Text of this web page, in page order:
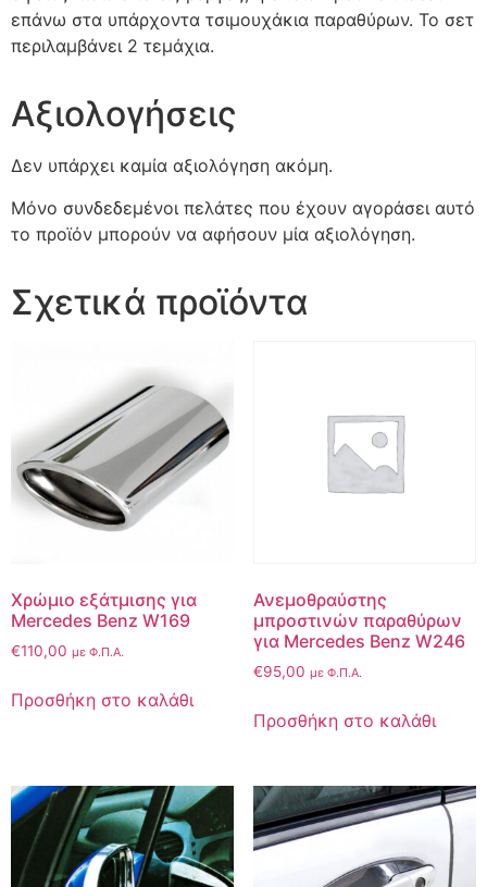
επάνω στα υπάρχοντα τσιμουχάκια παραθύρων. Το σετ
περιλαμβάνει 2 τεμάχια.
Αξιολογήσεις
Δεν υπάρχει καμία αξιολόγηση ακόμη.
Μόνο συνδεδεμένοι πελάτες που έχουν αγοράσει αυτό
το προϊόν μπορούν να αφήσουν μία αξιολόγηση.
Σχετικά προϊόντα
Χρώμιο εξάτμισης για
Mercedes Benz W169
€110,00 με Φ.Π.Α.
Προσθήκη στο καλάθι
Ανεμοθραύστης
μπροστινών παραθύρων
για Mercedes Benz W246
€95,00 με Φ.Π.Α.
Προσθήκη στο καλάθι